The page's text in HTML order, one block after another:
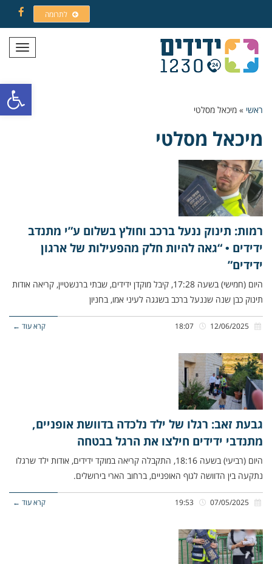
פתח
לתרומה
תפריט
ראשי » מיכאל מסלטי
מיכאל מסלטי
רמות: תינוק ננעל ברכב וחולץ בשלום ע”י מתנדב
ידידים • “גאה להיות חלק מהפעילות של ארגון
ידידים”
היום (חמישי) בשעה 17:28, קיבל מוקדן ידידים, שבתי ברנשטיין, קריאה אודות
תינוק כבן שנה שננעל ברכב בשגגה לעיני אמו, בחניון
קרא עוד ←
גבעת זאב: רגלו של ילד נלכדה בדוושת אופניים,
מתנדבי ידידים חילצו את הרגל בבטחה
היום (רביעי) בשעה 18:16, התקבלה קריאה במוקד ידידים, אודות ילד שרגלו
נתקעה בין הדוושה לגוף האופניים, ברחוב הארי בירושלים.
קרא עוד ←